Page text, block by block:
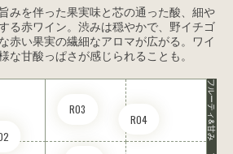
みを伴った果実味と芯の通った酸、細や
る赤ワイン。渋みは穏やかで、野イチゴ
赤い果実の繊細なアロマが広がる。ワイ
な甘酸っぱさが感じられることも。
R03
R04 フルーティ&甘み